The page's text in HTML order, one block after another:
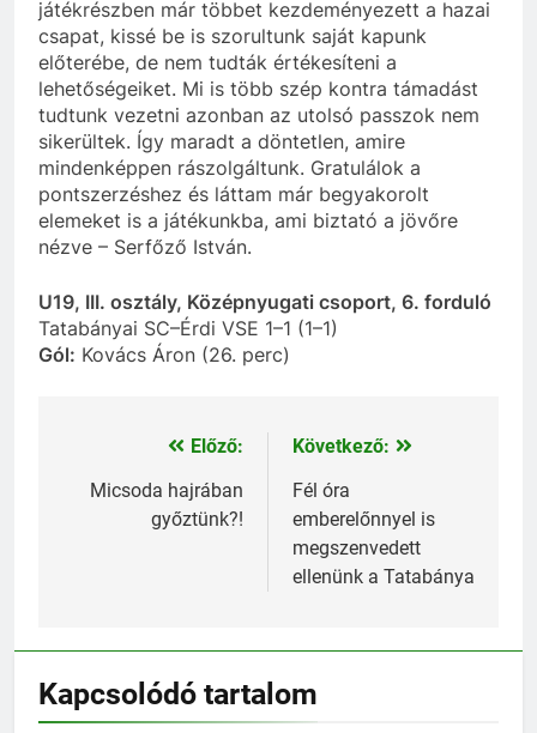
játékrészben már többet kezdeményezett a hazai
csapat, kissé be is szorultunk saját kapunk
előterébe, de nem tudták értékesíteni a
lehetőségeiket. Mi is több szép kontra támadást
tudtunk vezetni azonban az utolsó passzok nem
sikerültek. Így maradt a döntetlen, amire
mindenképpen rászolgáltunk. Gratulálok a
pontszerzéshez és láttam már begyakorolt
elemeket is a játékunkba, ami biztató a jövőre
nézve – Serfőző István.
U19, III. osztály, Középnyugati csoport, 6. forduló
Tatabányai SC–Érdi VSE 1–1 (1–1)
Gól: Kovács Áron (26. perc)
Bejegyzés
navigáció
Előző:
Micsoda hajrában
győztünk?!
Következő:
Fél óra
emberelőnnyel is
megszenvedett
ellenünk a Tatabánya
Kapcsolódó tartalom